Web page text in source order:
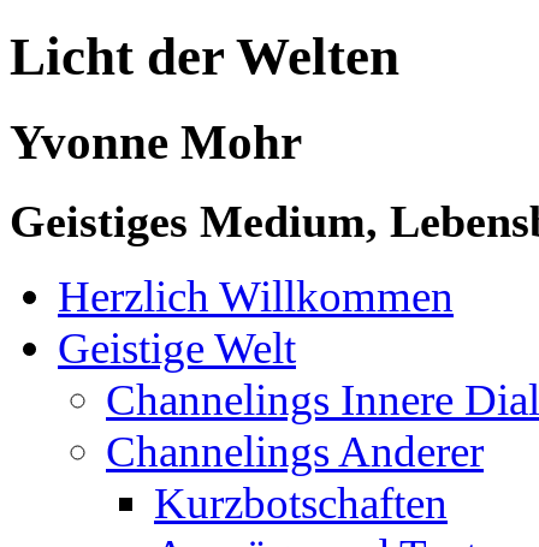
Licht der Welten
Yvonne Mohr
Geistiges Medium,
Herzlich Willkommen
Geistige Welt
Channelings Innere
Channelings Anderer
Kurzbotschaften